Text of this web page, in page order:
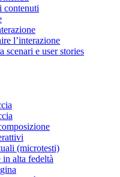
contenuti
l’interazione
scenari e user stories
(microtesti)
in alta fedeltà